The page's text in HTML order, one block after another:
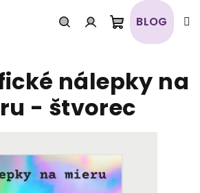
PrihlásenieNákupný
košík
BLOG
nálepky na
- štvorec